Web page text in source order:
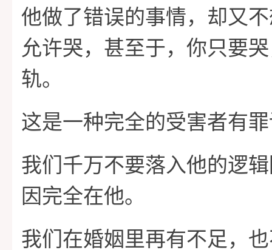
他做了错误的事情，却又
允许哭，甚至于，你只要
轨。
这是一种完全的受害者有
我们千万不要落入他的逻
因完全在他。
我们在婚姻里再有不足，